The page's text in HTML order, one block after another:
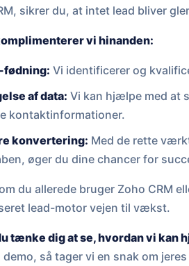
sikrer du, at intet lead bliver
vi hinanden:
fødning: Vi identificerer og
af data: Vi kan hjælpe med at
kontaktinformationer.
konvertering: Med de rette
øger du dine chancer for
du allerede bruger Zoho CRM
lead-motor vejen til vækst.
tænke dig at se, hvordan vi kan
demo, så tager vi en snak om